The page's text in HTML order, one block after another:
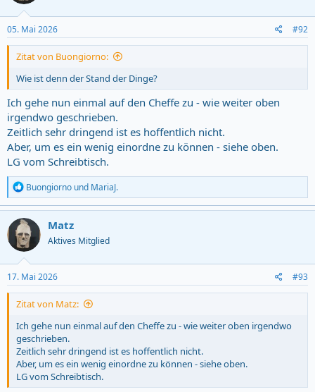
05. Mai 2026 #92
Zitat von Buongiorno:
Wie ist denn der Stand der Dinge?
Ich gehe nun einmal auf den Cheffe zu - wie weiter oben
irgendwo geschrieben.
Zeitlich sehr dringend ist es hoffentlich nicht.
Aber, um es ein wenig einordne zu können - siehe oben.
LG vom Schreibtisch.
R
e
a
c
t
i
o
n
s
:
Buongiorno und MariaJ.
Matz
Aktives Mitglied
17. Mai 2026 #93
Zitat von Matz:
Ich gehe nun einmal auf den Cheffe zu - wie weiter oben irgendwo
geschrieben.
Zeitlich sehr dringend ist es hoffentlich nicht.
Aber, um es ein wenig einordne zu können - siehe oben.
LG vom Schreibtisch.